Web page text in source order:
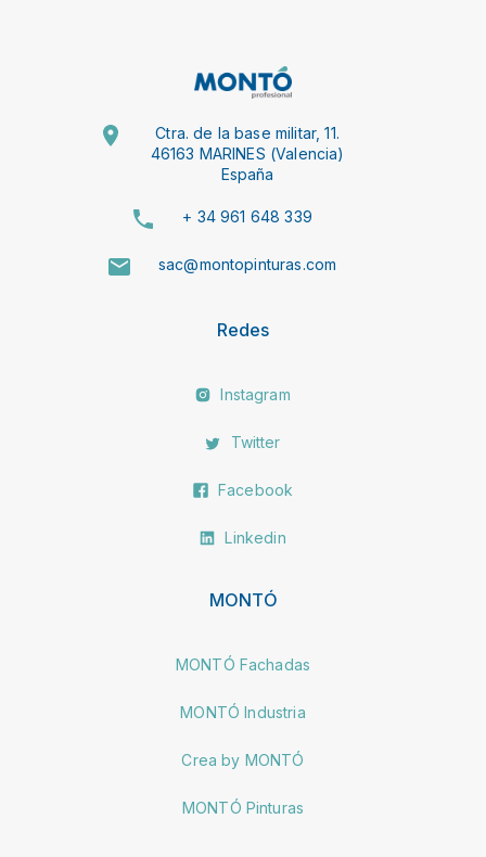
Ctra. de la base militar, 11.
46163 MARINES (Valencia)
España
+ 34 961 648 339
sac@montopinturas.com
Redes
Instagram
Twitter
Facebook
Linkedin
MONTÓ
MONTÓ Fachadas
MONTÓ Industria
Crea by MONTÓ
MONTÓ Pinturas